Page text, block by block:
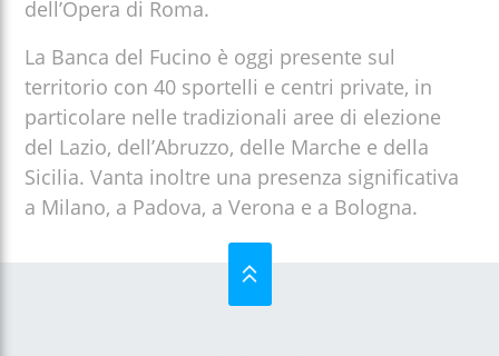
dell’Opera di Roma.
La Banca del Fucino è oggi presente sul
territorio con 40 sportelli e centri private, in
particolare nelle tradizionali aree di elezione
del Lazio, dell’Abruzzo, delle Marche e della
Sicilia. Vanta inoltre una presenza significativa
a Milano, a Padova, a Verona e a Bologna.
SU